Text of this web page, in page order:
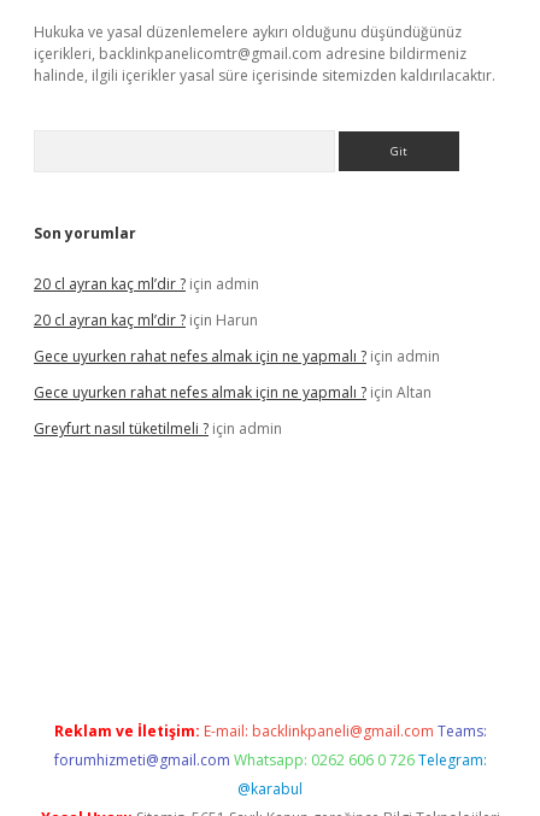
Hukuka ve yasal düzenlemelere aykırı olduğunu düşündüğünüz
içerikleri, backlinkpanelicomtr@gmail.com adresine bildirmeniz
halinde, ilgili içerikler yasal süre içerisinde sitemizden kaldırılacaktır.
Son yorumlar
20 cl ayran kaç ml’dir ? için admin
20 cl ayran kaç ml’dir ? için Harun
Gece uyurken rahat nefes almak için ne yapmalı ? için admin
Gece uyurken rahat nefes almak için ne yapmalı ? için Altan
Greyfurt nasıl tüketilmeli ? için admin
Reklam ve İletişim: E-mail: backlinkpaneli@gmail.com Teams:
forumhizmeti@gmail.com Whatsapp: 0262 606 0 726 Telegram:
@karabul